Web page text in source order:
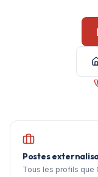
Postes
Tous les profils que